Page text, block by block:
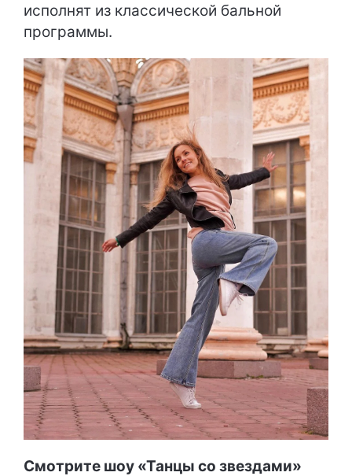
исполнят из классической бальной
программы.
Смотрите шоу «Танцы со звездами»